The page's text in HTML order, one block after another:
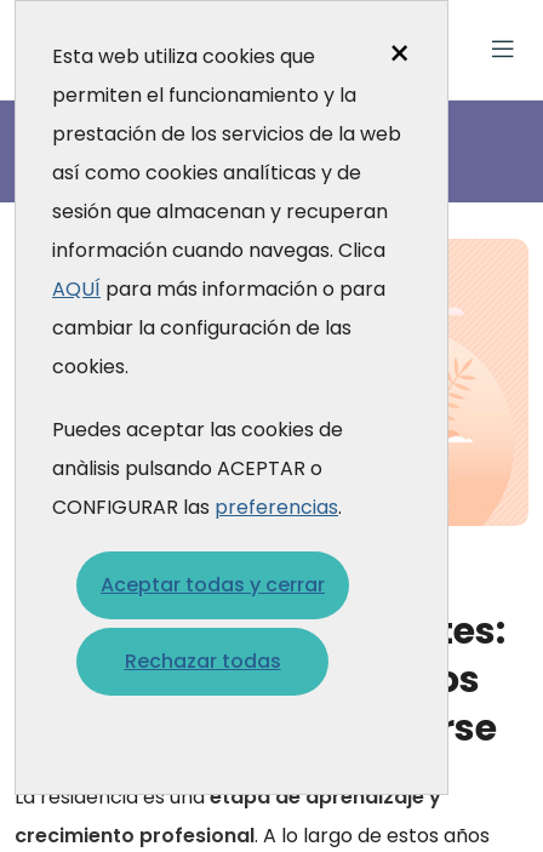
×
Esta web utiliza cookies que
permiten el funcionamiento y la
prestación de los servicios de la web
así como cookies analíticas y de
sesión que almacenan y recuperan
información cuando navegas. Clica
AQUÍ para más información o para
cambiar la configuración de las
cookies.
Puedes aceptar las cookies de
anàlisis pulsando ACEPTAR o
CONFIGURAR las preferencias.
Aceptar todas y cerrar
Rechazar todas
Actualidad
8 jul. 2021
La salud de los residentes:
herramientas y recursos
para aprender a cuidarse
La residencia es unaetapa de aprendizaje y
crecimiento profesional. A lo largo de estos años